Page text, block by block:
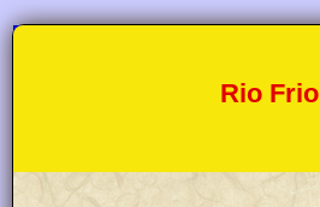
Rio Frio